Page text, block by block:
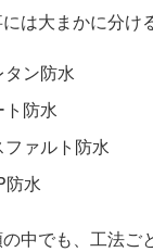
は大まかに分け
タン防水
ト防水
ファルト防水
防水
中でも、工法ご